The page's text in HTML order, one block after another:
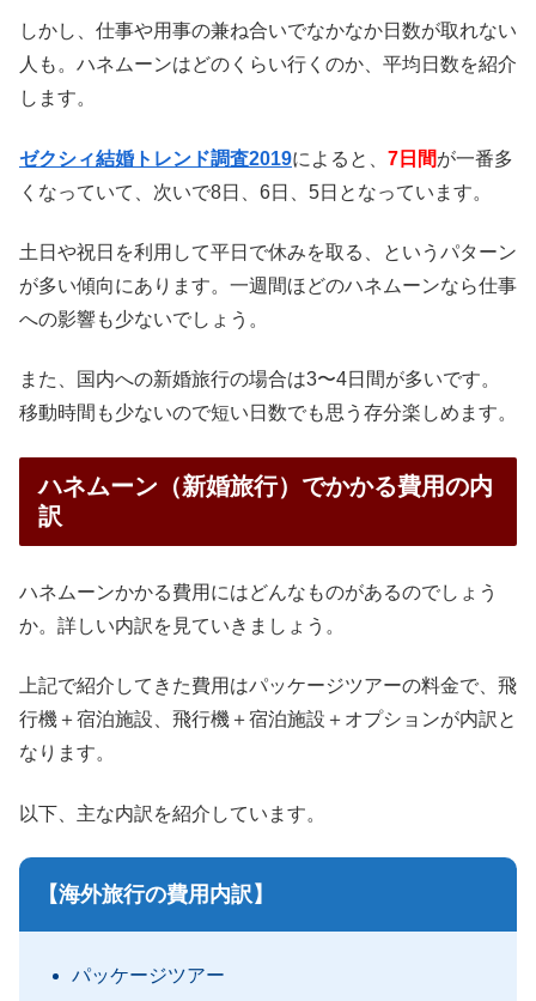
しかし、仕事や用事の兼ね合いでなかなか日数が取れない
人も。ハネムーンはどのくらい行くのか、平均日数を紹介
します。
ゼクシィ結婚トレンド調査2019によると、 7日間が一番多
くなっていて、次いで8日、6日、5日となっています。
土日や祝日を利用して平日で休みを取る、というパターン
が多い傾向にあります。一週間ほどのハネムーンなら仕事
への影響も少ないでしょう。
また、国内への新婚旅行の場合は3〜4日間が多いです。
移動時間も少ないので短い日数でも思う存分楽しめます。
ハネムーン（新婚旅行）でかかる費用の内
訳
ハネムーンかかる費用にはどんなものがあるのでしょう
か。詳しい内訳を見ていきましょう。
上記で紹介してきた費用はパッケージツアーの料金で、飛
行機＋宿泊施設、飛行機＋宿泊施設＋オプションが内訳と
なります。
以下、主な内訳を紹介しています。
【海外旅行の費用内訳】
パッケージツアー